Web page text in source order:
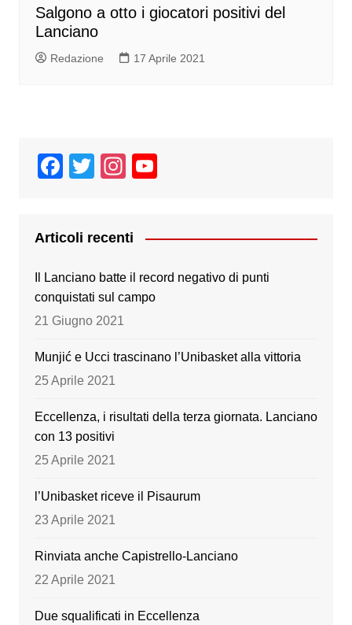
Salgono a otto i giocatori positivi del
Lanciano
Redazione 17 Aprile 2021
F
e
b
o
o
T
er
In
gr
a
m
T
u
Articoli recenti
Il Lanciano batte il record negativo di punti
conquistati sul campo
21 Giugno 2021
Munjić e Ucci trascinano l’Unibasket alla vittoria
25 Aprile 2021
Eccellenza, i risultati della terza giornata. Lanciano
con 13 positivi
25 Aprile 2021
l’Unibasket riceve il Pisaurum
23 Aprile 2021
Rinviata anche Capistrello-Lanciano
22 Aprile 2021
Due squalificati in Eccellenza